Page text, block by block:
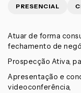
PRESENCIAL
Atuar de forma
fechamento de
Prospecção Ativa,
Apresentação e
videoconferência,